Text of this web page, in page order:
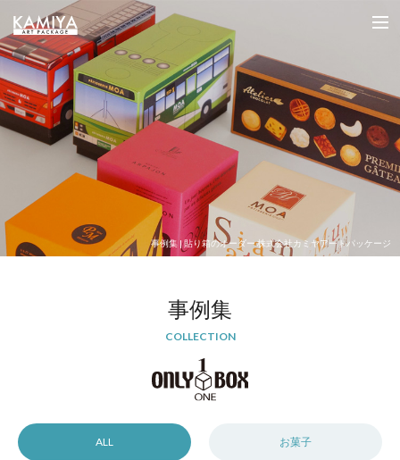
事例集 | 貼り箱のオーダー 株式会社カミヤアートパッケージ
事例集
COLLECTION
ALL お菓子